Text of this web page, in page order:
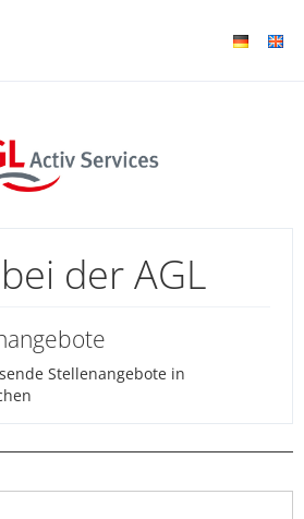
der AGL
Stellenangebote in